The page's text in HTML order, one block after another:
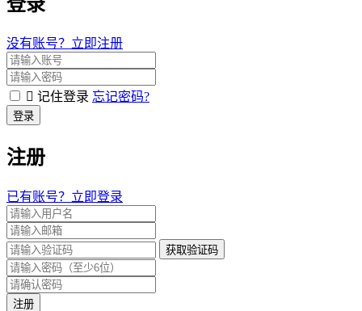
没有账号？立即注册
记住登录 忘记密码?
登录
注册
已有账号？立即登录
获取验证码
注册